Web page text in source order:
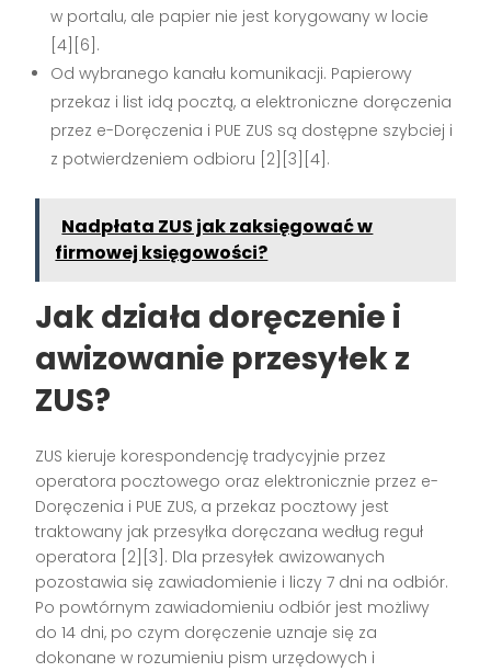
w portalu, ale papier nie jest korygowany w locie
[4][6].
Od wybranego kanału komunikacji. Papierowy
przekaz i list idą pocztą, a elektroniczne doręczenia
przez e-Doręczenia i PUE ZUS są dostępne szybciej i
z potwierdzeniem odbioru [2][3][4].
Nadpłata ZUS jak zaksięgować w
firmowej księgowości?
Jak działa doręczenie i
awizowanie przesyłek z
ZUS?
ZUS kieruje korespondencję tradycyjnie przez
operatora pocztowego oraz elektronicznie przez e-
Doręczenia i PUE ZUS, a przekaz pocztowy jest
traktowany jak przesyłka doręczana według reguł
operatora [2][3]. Dla przesyłek awizowanych
pozostawia się zawiadomienie i liczy 7 dni na odbiór.
Po powtórnym zawiadomieniu odbiór jest możliwy
do 14 dni, po czym doręczenie uznaje się za
dokonane w rozumieniu pism urzędowych i